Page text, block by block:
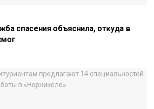
спасения объяснила, откуда в